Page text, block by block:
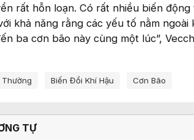
rất hỗn loạn. Có rất nhiều biến
khả năng rằng các yếu tố nằm
ba cơn bão này cùng một lúc”,
Thường Biến Đổi Khí Hậu Cơn Bão
TỰ